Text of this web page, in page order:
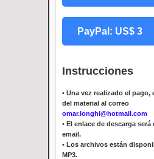
PayPal: US$ 3
Instrucciones
• Una vez realizado el pago,
del material al correo
omar.longhi@hotmail.com
• El enlace de descarga será
email.
• Los archivos están
MP3.